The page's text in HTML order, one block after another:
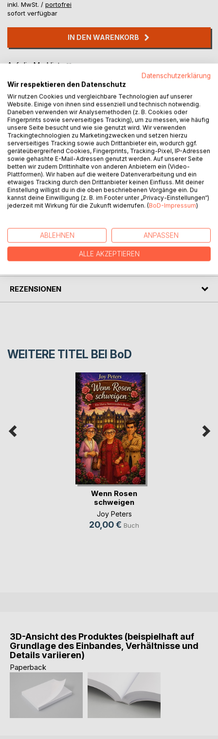
inkl. MwSt. / portofrei
sofort verfügbar
IN DEN WARENKORB
Auf die Merkliste
BESCHREIBUNG
Eine Cosy Crime Story über die Macht der Erinnerung, die
Freiheit der Wahrheit und die Frage, warum manche
Geschichten ein ganzes Leben brauchen, um endlich
gehört zu werden.
AUTOR/IN
PRESSESTIMMEN
REZENSIONEN
WEITERE TITEL BEI BoD
Wenn Rosen
schweigen
Joy Peters
20,00 € Buch
3D-Ansicht des Produktes (beispielhaft auf
Grundlage des Einbandes, Verhältnisse und
Details variieren)
Paperback
Datenschutzerklärung
Wir respektieren den Datenschutz
Wir nutzen Cookies und vergleichbare Technologien auf unserer
Website. Einige von ihnen sind essenziell und technisch notwendig.
Daneben verwenden wir Analysemethoden (z. B. Cookies oder
Fingerprints sowie serverseitiges Tracking), um zu messen, wie häufig
unsere Seite besucht und wie sie genutzt wird. Wir verwenden
Trackingtechnologien zu Marketingzwecken und setzen hierzu
serverseitiges Tracking sowie auch Drittanbieter ein, wodurch ggf.
geräteübergreifend Cookies, Fingerprints, Tracking-Pixel, IP-Adressen
sowie gehashte E-Mail-Adressen genutzt werden. Auf unserer Seite
betten wir zudem Drittinhalte von anderen Anbietern ein (Video-
Plattformen). Wir haben auf die weitere Datenverarbeitung und ein
etwaiges Tracking durch den Drittanbieter keinen Einfluss. Mit deiner
Einstellung willigst du in die oben beschriebenen Vorgänge ein. Du
kannst deine Einwilligung (z. B. im Footer unter „Privacy-Einstellungen“)
jederzeit mit Wirkung für die Zukunft widerrufen. (BoD-Impressum)
ABLEHNEN ANPASSEN
ALLE AKZEPTIEREN